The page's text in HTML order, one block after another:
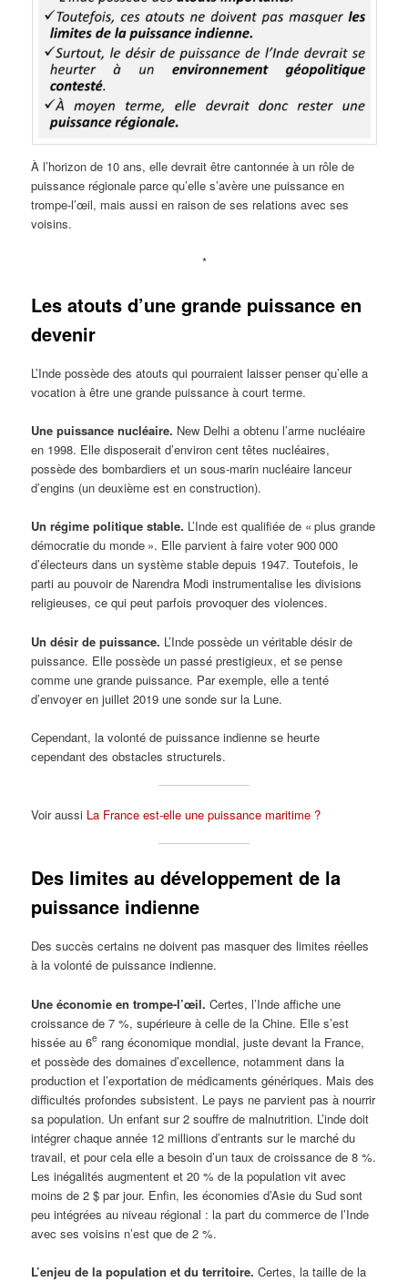
À l’horizon de 10 ans, elle devrait être cantonnée à un rôle de
puissance régionale parce qu’elle s’avère une puissance en
trompe-l’œil, mais aussi en raison de ses relations avec ses
voisins.
*
Les atouts d’une grande puissance en
devenir
L’Inde possède des atouts qui pourraient laisser penser qu’elle a
vocation à être une grande puissance à court terme.
Une puissance nucléaire. New Delhi a obtenu l’arme nucléaire
en 1998. Elle disposerait d’environ cent têtes nucléaires,
possède des bombardiers et un sous-marin nucléaire lanceur
d’engins (un deuxième est en construction).
Un régime politique stable. L’Inde est qualifiée de « plus grande
démocratie du monde ». Elle parvient à faire voter 900 000
d’électeurs dans un système stable depuis 1947. Toutefois, le
parti au pouvoir de Narendra Modi instrumentalise les divisions
religieuses, ce qui peut parfois provoquer des violences.
Un désir de puissance. L’Inde possède un véritable désir de
puissance. Elle possède un passé prestigieux, et se pense
comme une grande puissance. Par exemple, elle a tenté
d’envoyer en juillet 2019 une sonde sur la Lune.
Cependant, la volonté de puissance indienne se heurte
cependant des obstacles structurels.
Voir aussi La France est-elle une puissance maritime ?
Des limites au développement de la
puissance indienne
Des succès certains ne doivent pas masquer des limites réelles
à la volonté de puissance indienne.
Une économie en trompe-l’œil.Certes, l’Inde affiche une
croissance de 7 %, supérieure à celle de la Chine. Elle s’est
hissée au 6e rang économique mondial, juste devant la France,
et possède des domaines d’excellence, notamment dans la
production et l’exportation de médicaments génériques. Mais des
difficultés profondes subsistent. Le pays ne parvient pas à nourrir
sa population. Un enfant sur 2 souffre de malnutrition. L’inde doit
intégrer chaque année 12 millions d’entrants sur le marché du
travail, et pour cela elle a besoin d’un taux de croissance de 8 %.
Les inégalités augmentent et 20 % de la population vit avec
moins de 2 $ par jour. Enfin, les économies d’Asie du Sud sont
peu intégrées au niveau régional : la part du commerce de l’Inde
avec ses voisins n’est que de 2 %.
L’enjeu de la population et du territoire. Certes, la taille de la